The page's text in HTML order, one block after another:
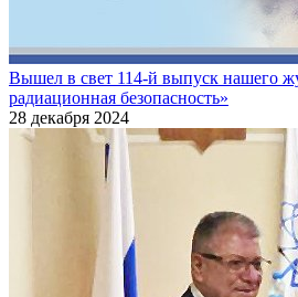
Вышел в свет 114-й выпуск нашего
радиационная безопасность»
28 декабря 2024